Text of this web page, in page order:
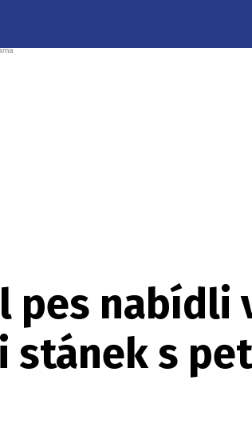
pes nabídli
stánek s